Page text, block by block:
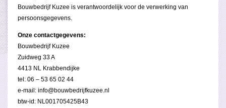
Bouwbedrijf Kuzee is verantwoordelijk voor de verwerking van
persoonsgegevens.
Onze contactgegevens:
Bouwbedrijf Kuzee
Zuidweg 33 A
4413 NL Krabbendijke
tel: 06 – 53 65 02 44
e-mail: info@bouwbedrijfkuzee.nl
btw-id: NL001705425B43